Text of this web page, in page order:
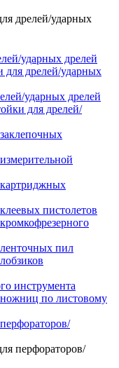
дрелей/ударных
ударных дрелей
дрелей/ударных
ударных дрелей
для дрелей/
пистолетов
пил
инструмента
по листовому
перфораторов/